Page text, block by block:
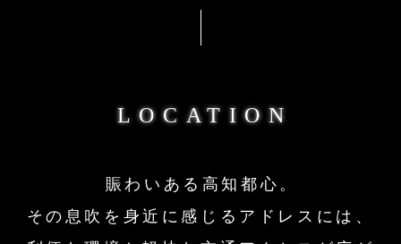
LOCATION
賑わいある高知都心。
その息吹を身近に感じるアドレスには、